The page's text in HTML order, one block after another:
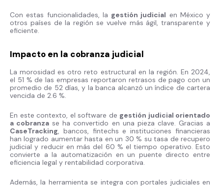
Con estas funcionalidades, la gestión judicial en México y
otros países de la región se vuelve más ágil, transparente y
eficiente.
Impacto en la cobranza judicial
La morosidad es otro reto estructural en la región. En 2024,
el 51 % de las empresas reportaron retrasos de pago con un
promedio de 52 días, y la banca alcanzó un índice de cartera
vencida de 2.6 %.
En este contexto, el software de gestión judicial orientado
a cobranza se ha convertido en una pieza clave. Gracias a
CaseTracking, bancos, fintechs e instituciones financieras
han logrado aumentar hasta en un 30 % su tasa de recupero
judicial y reducir en más del 60 % el tiempo operativo. Esto
convierte a la automatización en un puente directo entre
eficiencia legal y rentabilidad corporativa.
Además, la herramienta se integra con portales judiciales en